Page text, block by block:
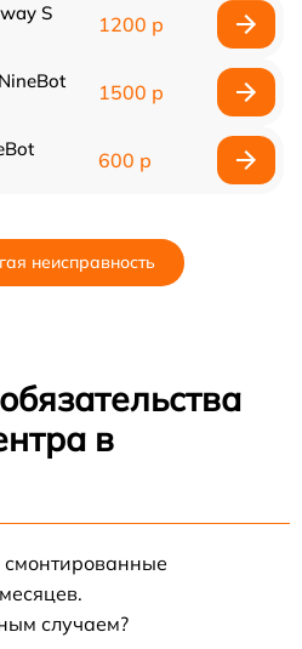
S
1200 р
1500 р
600 р
неисправность
в
смонтированные
случаем?